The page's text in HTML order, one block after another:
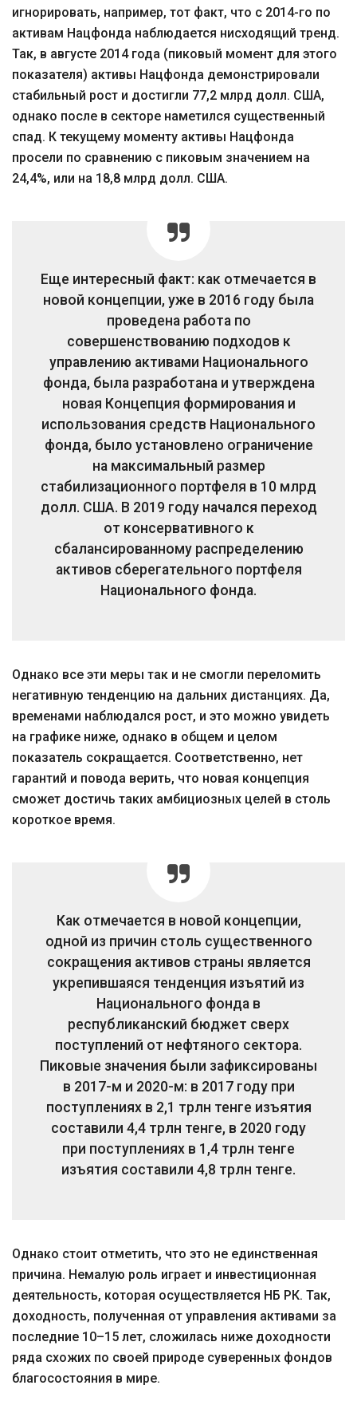
игнорировать, например, тот факт, что с 2014-го по
активам Нацфонда наблюдается нисходящий тренд.
Так, в августе 2014 года (пиковый момент для этого
показателя) активы Нацфонда демонстрировали
стабильный рост и достигли 77,2 млрд долл. США,
однако после в секторе наметился существенный
спад. К текущему моменту активы Нацфонда
просели по сравнению с пиковым значением на
24,4%, или на 18,8 млрд долл. США.
Еще интересный факт: как отмечается в
новой концепции, уже в 2016 году была
проведена работа по
совершенствованию подходов к
управлению активами Национального
фонда, была разработана и утверждена
новая Концепция формирования и
использования средств Национального
фонда, было установлено ограничение
на максимальный размер
стабилизационного портфеля в 10 млрд
долл. США. В 2019 году начался переход
от консервативного к
сбалансированному распределению
активов сберегательного портфеля
Национального фонда.
Однако все эти меры так и не смогли переломить
негативную тенденцию на дальних дистанциях. Да,
временами наблюдался рост, и это можно увидеть
на графике ниже, однако в общем и целом
показатель сокращается. Соответственно, нет
гарантий и повода верить, что новая концепция
сможет достичь таких амбициозных целей в столь
короткое время.
Как отмечается в новой концепции,
одной из причин столь существенного
сокращения активов страны является
укрепившаяся тенденция изъятий из
Национального фонда в
республиканский бюджет сверх
поступлений от нефтяного сектора.
Пиковые значения были зафиксированы
в 2017-м и 2020-м: в 2017 году при
поступлениях в 2,1 трлн тенге изъятия
составили 4,4 трлн тенге, в 2020 году
при поступлениях в 1,4 трлн тенге
изъятия составили 4,8 трлн тенге.
Однако стоит отметить, что это не единственная
причина. Немалую роль играет и инвестиционная
деятельность, которая осуществляется НБ РК. Так,
доходность, полученная от управления активами за
последние 10–15 лет, сложилась ниже доходности
ряда схожих по своей природе суверенных фондов
благосостояния в мире.